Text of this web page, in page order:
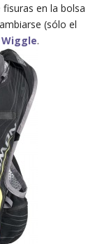
en la bolsa
(sólo el
Wiggle.